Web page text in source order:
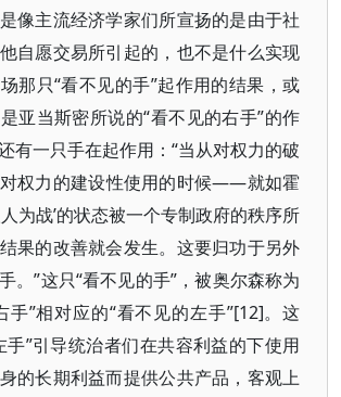
像主流经济学家们所宣扬的是由于社
自愿交易所引起的，也不是什么实现
那只“看不见的手”起作用的结果，或
亚当斯密所说的“看不见的右手”的作
有一只手在起作用：“当从对权力的破
权力的建设性使用的时候——就如霍
为战’的状态被一个专制政府的秩序所
果的改善就会发生。这要归功于另外
。”这只“看不见的手”，被奥尔森称为
手”相对应的“看不见的左手”[12]。这
手”引导统治者们在共容利益的下使用
的长期利益而提供公共产品，客观上